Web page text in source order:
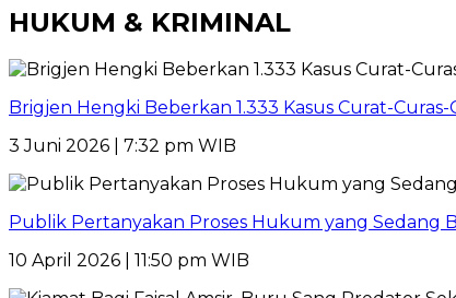
HUKUM & KRIMINAL
Brigjen Hengki Beberkan 1.333 Kasus Curat-
3 Juni 2026 | 7:32 pm WIB
Publik Pertanyakan Proses Hukum yang Sedang
10 April 2026 | 11:50 pm WIB